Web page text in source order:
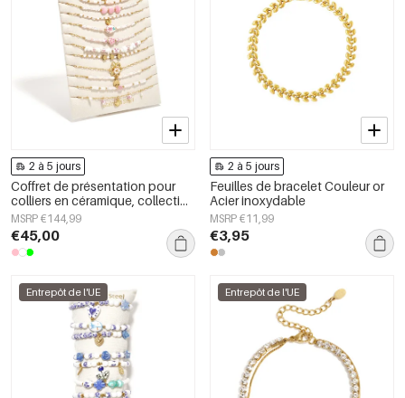
2 à 5 jours
Coffret de présentation pour
colliers en céramique, collection
Fleurs, Vacances et
Romantisme au quotidien,
bijoux pour femmes
MSRP €144,99
€45,00
2 à 5 jours
Feuilles de bracelet Couleur or
Acier inoxydable
MSRP €11,99
€3,95
Entrepôt de l'UE Entrepôt de l'UE